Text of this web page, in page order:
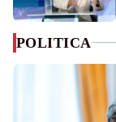
POLITICA